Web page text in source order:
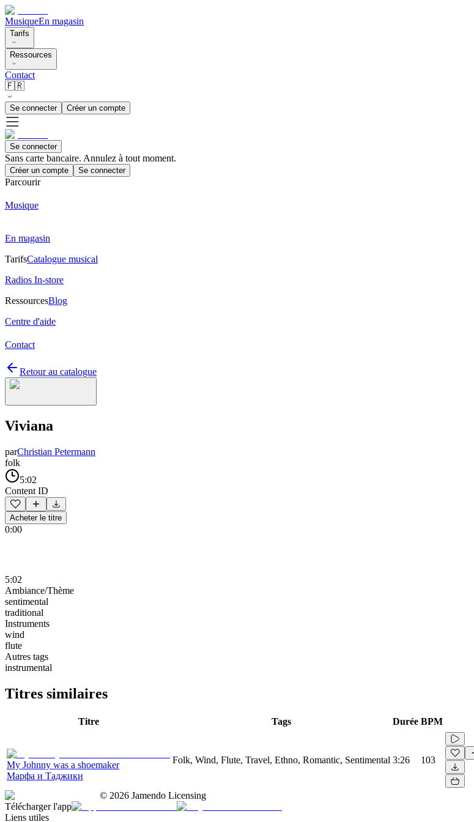
MusiqueEn magasin
Tarifs
Ressources
Contact
🇫🇷
Se connecter Créer un compte
Se connecter
Sans carte bancaire. Annulez à tout moment.
Créer un compte Se connecter
Parcourir
Musique
En magasin
TarifsCatalogue musical
Radios In-store
RessourcesBlog
Centre d'aide
Contact
Retour au catalogue
Viviana
parChristian Petermann
folk
5:02
Content ID
Acheter le titre
0:00
5:02
Ambiance/Thème
sentimental
traditional
Instruments
wind
flute
Autres tags
instrumental
Titres similaires
Titre Tags Durée BPM
My Johnny was a shoemaker
Марфа и Таджики
Folk, Wind, Flute, Travel, Ethno, Romantic, Sentimental 3:26 103
© 2026 Jamendo Licensing
Télécharger l'app
Liens utiles